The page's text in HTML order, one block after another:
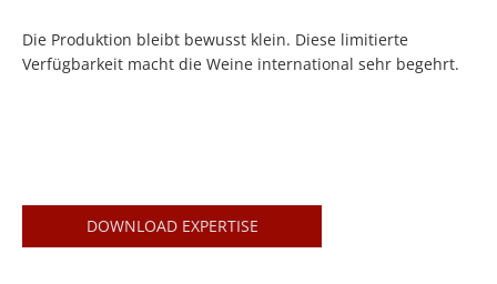
Die Produktion bleibt bewusst klein. Diese limitierte
Verfügbarkeit macht die Weine international sehr begehrt.
DOWNLOAD EXPERTISE